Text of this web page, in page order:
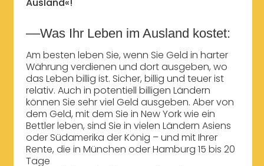
Ausland«!
––Was Ihr Leben im Ausland kostet:
Am besten leben Sie, wenn Sie Geld in harter
Währung verdienen und dort ausgeben, wo
das Leben billig ist. Sicher, billig und teuer ist
relativ. Auch in potentiell billigen Ländern
können Sie sehr viel Geld ausgeben. Aber von
dem Geld, mit dem Sie in New York wie ein
Bettler leben, sind Sie in vielen Ländern Asiens
oder Südamerika der König – und mit Ihrer
Rente, die in München oder Hamburg 15 bis 20
Tage